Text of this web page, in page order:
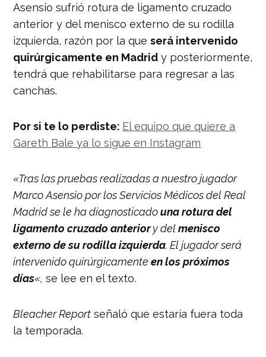
Asensio sufrió rotura de ligamento cruzado
anterior y del menisco externo de su rodilla
izquierda, razón por la queserá intervenido
quirúrgicamente en Madrid y posteriormente,
tendrá que rehabilitarse para regresar a las
canchas.
Por si te lo perdiste: El equipo que quiere a
Gareth Bale ya lo sigue en Instagram
«Tras las pruebas realizadas a nuestro jugador
Marco Asensio por los Servicios Médicos del Real
Madrid se le ha diagnosticadouna rotura del
ligamento cruzado anteriory delmenisco
externo de su rodilla izquierda. El jugador será
intervenido quirúrgicamenteen los próximos
días«, se lee en el texto.
Bleacher Report señaló que estaría fuera toda
la temporada.